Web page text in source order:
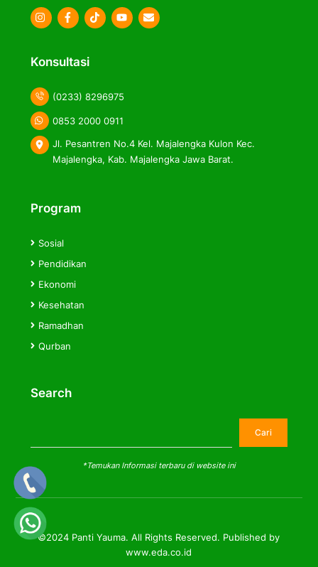
Icon
Icon
Icon
Konsultasi
(0233) 8296975
0853 2000 0911
Jl. Pesantren No.4 Kel. Majalengka Kulon Kec.
Majalengka, Kab. Majalengka Jawa Barat.
Program
Sosial
Pendidikan
Ekonomi
Kesehatan
Ramadhan
Qurban
Search
Cari
*Temukan Informasi terbaru di website ini
©2024 Panti Yauma. All Rights Reserved. Published by
www.eda.co.id